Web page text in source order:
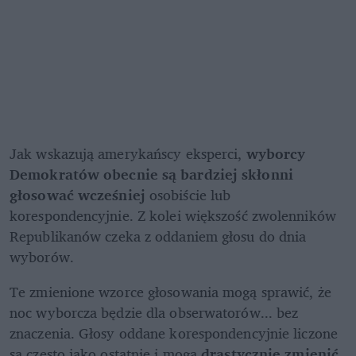
Jak wskazują amerykańscy eksperci, wyborcy
Demokratów obecnie są bardziej skłonni
głosować wcześniej osobiście lub
korespondencyjnie. Z kolei większość zwolenników
Republikanów czeka z oddaniem głosu do dnia
wyborów.
Te zmienione wzorce głosowania mogą sprawić, że
noc wyborcza będzie dla obserwatorów... bez
znaczenia. Głosy oddane korespondencyjnie liczone